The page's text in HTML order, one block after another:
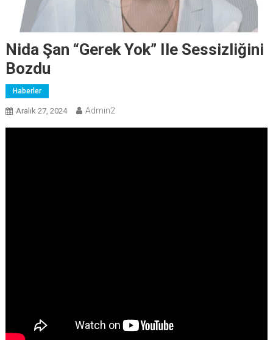
Nida Şan “Gerek Yok” Ile Sessizliğini
Bozdu
Haberler
Aralık 27, 2024 Admin2